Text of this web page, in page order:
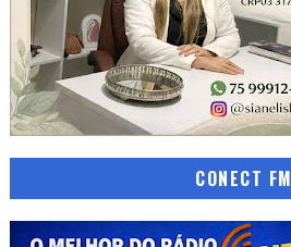
CONECT FM